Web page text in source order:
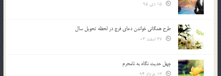
طرح همگانی خواندن دعای فرج در لحظه تحویل سال
چهل حدیث نگاه به نامحرم